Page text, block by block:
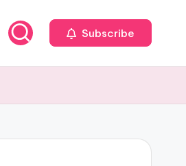
Subscribe